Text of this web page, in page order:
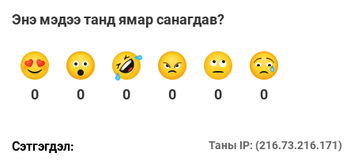
Энэ мэдээ танд ямар санагдав?
0 0 0 0 0 0
Сэтгэгдэл: Таны IP: (216.73.216.171)